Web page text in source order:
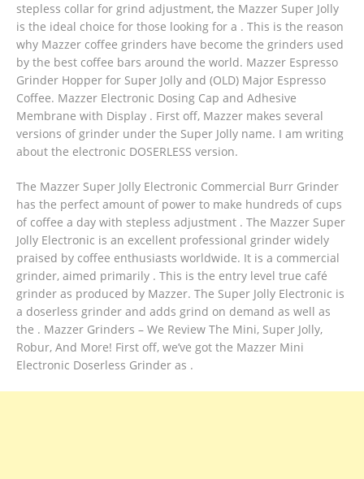
stepless collar for grind adjustment, the Mazzer Super Jolly
is the ideal choice for those looking for a . This is the reason
why Mazzer coffee grinders have become the grinders used
by the best coffee bars around the world. Mazzer Espresso
Grinder Hopper for Super Jolly and (OLD) Major Espresso
Coffee. Mazzer Electronic Dosing Cap and Adhesive
Membrane with Display . First off, Mazzer makes several
versions of grinder under the Super Jolly name. I am writing
about the electronic DOSERLESS version.
The Mazzer Super Jolly Electronic Commercial Burr Grinder
has the perfect amount of power to make hundreds of cups
of coffee a day with stepless adjustment . The Mazzer Super
Jolly Electronic is an excellent professional grinder widely
praised by coffee enthusiasts worldwide. It is a commercial
grinder, aimed primarily . This is the entry level true café
grinder as produced by Mazzer. The Super Jolly Electronic is
a doserless grinder and adds grind on demand as well as
the . Mazzer Grinders – We Review The Mini, Super Jolly,
Robur, And More! First off, we’ve got the Mazzer Mini
Electronic Doserless Grinder as .